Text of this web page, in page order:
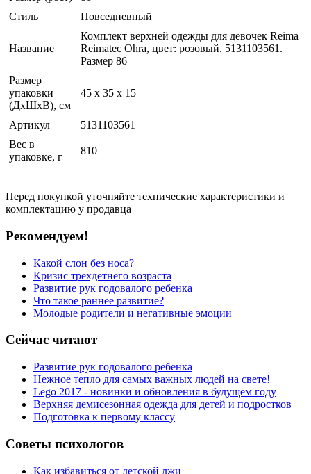
Стиль
Повседневный
Название
Комплект верхней одежды для девочек Reima
Reimatec Ohra, цвет: розовый. 5131103561.
Размер 86
Размер
упаковки
(ДхШхВ), см
45 x 35 x 15
Артикул
5131103561
Вес в
упаковке, г
810
Перед покупкой уточняйте технические характеристики и
комплектацию у продавца
Рекомендуем!
Какой слон без носа?
Кризис трехдетнего возраста
Развитие рук годовалого ребенка
Что такое раннее развитие?
Молодые родители и негативные эмоции
Сейчас читают
Развитие рук годовалого ребенка
Нежное тепло для самых важных людей на свете!
Lego 2017 - новинки и обновления в будущем году
Верхняя демисезонная одежда для детей и подростков
Подготовка к первому классу
Советы психологов
Как избавиться от детской лжи